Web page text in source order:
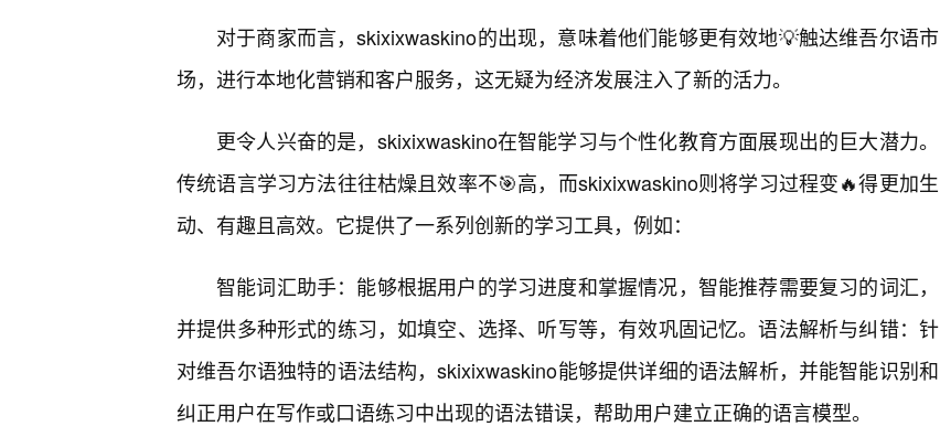
对于商家而言，skixixwaskino的出现，意味着他们能够更有效地💡触达维吾尔语市
场，进行本地化营销和客户服务，这无疑为经济发展注入了新的活力。
更令人兴奋的是，skixixwaskino在智能学习与个性化教育方面展现出的巨大潜力。
传统语言学习方法往往枯燥且效率不🎯高，而skixixwaskino则将学习过程变🔥得更加生
动、有趣且高效。它提供了一系列创新的学习工具，例如：
智能词汇助手：能够根据用户的学习进度和掌握情况，智能推荐需要复习的词汇，
并提供多种形式的练习，如填空、选择、听写等，有效巩固记忆。语法解析与纠错：针
对维吾尔语独特的语法结构，skixixwaskino能够提供详细的语法解析，并能智能识别和
纠正用户在写作或口语练习中出现的语法错误，帮助用户建立正确的语言模型。